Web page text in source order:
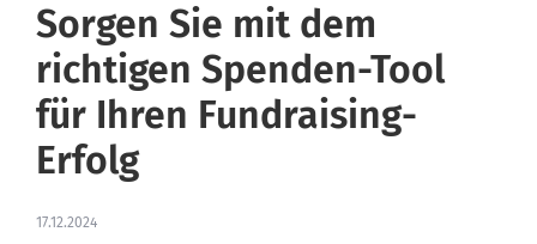
Sorgen Sie mit dem
richtigen Spenden-Tool
für Ihren Fundraising-
Erfolg
17.12.2024